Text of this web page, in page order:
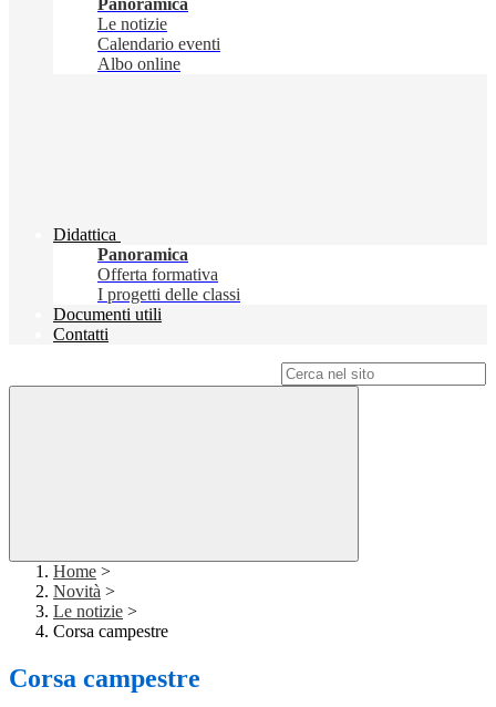
Panoramica
Le notizie
Calendario eventi
Albo online
Didattica
Panoramica
Offerta formativa
I progetti delle classi
Documenti utili
Contatti
Home >
Novità >
Le notizie >
Corsa campestre
Corsa campestre